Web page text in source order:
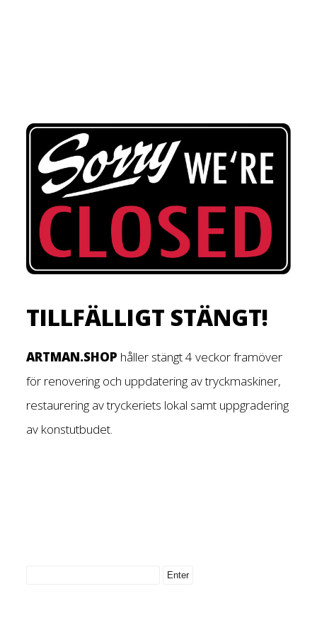
TILLFÄLLIGT STÄNGT!
ARTMAN.SHOP håller stängt 4 veckor framöver
för renovering och uppdatering av tryckmaskiner,
restaurering av tryckeriets lokal samt uppgradering
av konstutbudet.